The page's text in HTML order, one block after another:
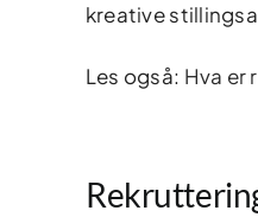
kreative
Les også: Hva er